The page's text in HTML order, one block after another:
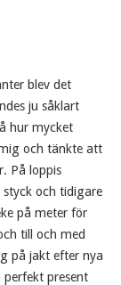
blev det
ju såklart
hur mycket
och tänkte att
På loppis
och tidigare
på meter för
till och med
på jakt efter nya
present